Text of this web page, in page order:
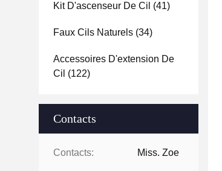
Kit D'ascenseur De Cil (41)
Faux Cils Naturels (34)
Accessoires D'extension De
Cil (122)
Contacts
Contacts: Miss. Zoe